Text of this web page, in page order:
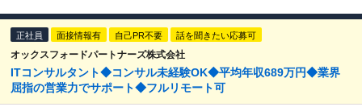
正社員 面接情報有 自己PR不要 話を聞きたい応募可
オックスフォードパートナーズ株式会社
ITコンサルタント◆コンサル未経験OK◆平均年収689万円◆業界
屈指の営業力でサポート◆フルリモート可